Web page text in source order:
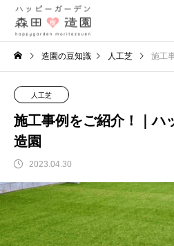
造園の豆知識 人工芝 施工事
人工芝
施工事例をご紹介！｜ハ
造園
2023.04.30